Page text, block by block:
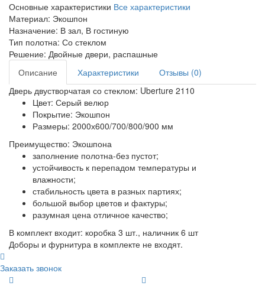
Основные характеристики Все характеристики
Материал: Экошпон
Назначение: В зал, В гостиную
Тип полотна: Со стеклом
Решение: Двойные двери, распашные
Описание
Характеристики
Отзывы (0)
Дверь двустворчатая со стеклом: Uberture 2110
Цвет: Серый велюр
Покрытие: Экошпон
Размеры: 2000х600/700/800/900 мм
Преимущество: Экошпона
заполнение полотна-без пустот;
устойчивость к перепадом температуры и
влажности;
стабильность цвета в разных партиях;
большой выбор цветов и фактуры;
разумная цена отличное качество;
В комплект входит: коробка 3 шт., наличник 6 шт
Доборы и фурнитура в комплекте не входят.
Заказать звонок